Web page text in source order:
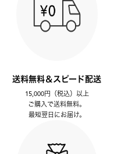
送料無料＆スピード配送
15,000円（税込）以上
ご購入で送料無料。
最短翌日にお届け。